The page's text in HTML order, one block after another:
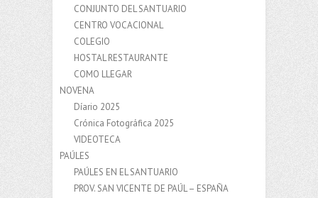
CONJUNTO DEL SANTUARIO
CENTRO VOCACIONAL
COLEGIO
HOSTAL RESTAURANTE
COMO LLEGAR
NOVENA
Díario 2025
Crónica Fotográfica 2025
VIDEOTECA
PAÚLES
PAÚLES EN EL SANTUARIO
PROV. SAN VICENTE DE PAÚL – ESPAÑA